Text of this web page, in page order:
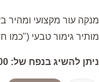
מותיר גימור טבעי ("כמו
ניתן להשיג בנפח של: 500 מ"ל.